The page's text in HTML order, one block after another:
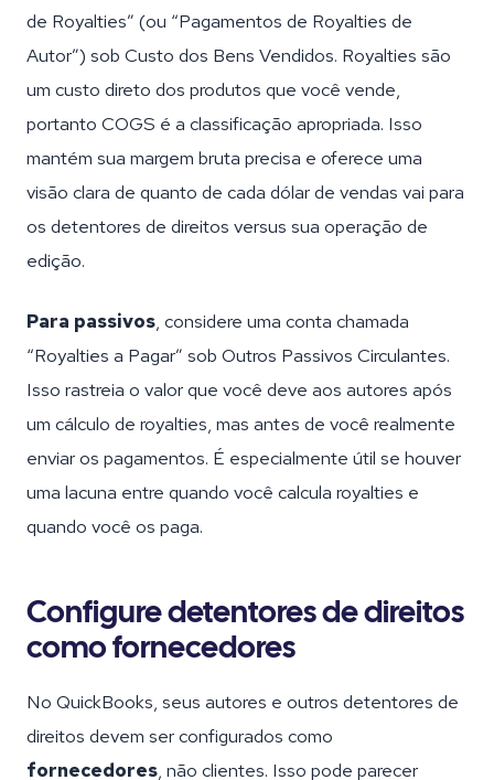
de Royalties” (ou “Pagamentos de Royalties de
Autor”) sob Custo dos Bens Vendidos. Royalties são
um custo direto dos produtos que você vende,
portanto COGS é a classificação apropriada. Isso
mantém sua margem bruta precisa e oferece uma
visão clara de quanto de cada dólar de vendas vai para
os detentores de direitos versus sua operação de
edição.
Para passivos, considere uma conta chamada
“Royalties a Pagar” sob Outros Passivos Circulantes.
Isso rastreia o valor que você deve aos autores após
um cálculo de royalties, mas antes de você realmente
enviar os pagamentos. É especialmente útil se houver
uma lacuna entre quando você calcula royalties e
quando você os paga.
Configure detentores de direitos
como fornecedores
No QuickBooks, seus autores e outros detentores de
direitos devem ser configurados como
fornecedores, não clientes. Isso pode parecer